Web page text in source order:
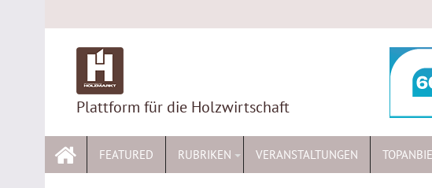
to
Plattform für die Holzwirtschaft
FEATURED RUBRIKEN VERANSTALTUNGEN